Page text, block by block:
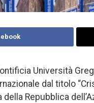
Università
dal titolo
della Repubblica